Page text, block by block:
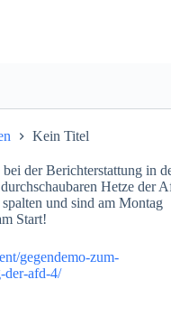
Kein Titel
der Berichterstattung in
Hetze der
und sind am Montag
Start!
gegendemo-zum-
der-afd-4/